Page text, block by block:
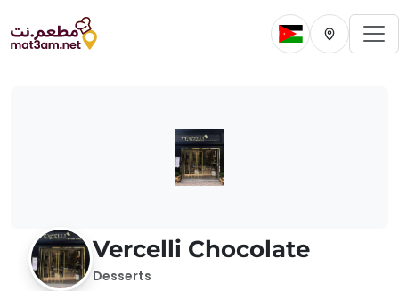
Change current
Change
Vercelli Chocolate
Desserts